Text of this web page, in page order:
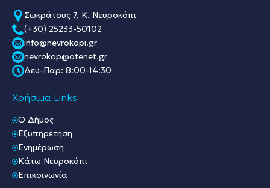
Σωκράτους 7, Κ. Νευροκόπι
(+30) 25233-50102
info@nevrokopi.gr
nevrokop@otenet.gr
Δευ-Παρ: 8:00-14:30
Χρήσιμα Links
O Δήμος
Εξυπηρέτηση
Ενημέρωση
Κάτω Νευροκόπι
Επικοινωνία